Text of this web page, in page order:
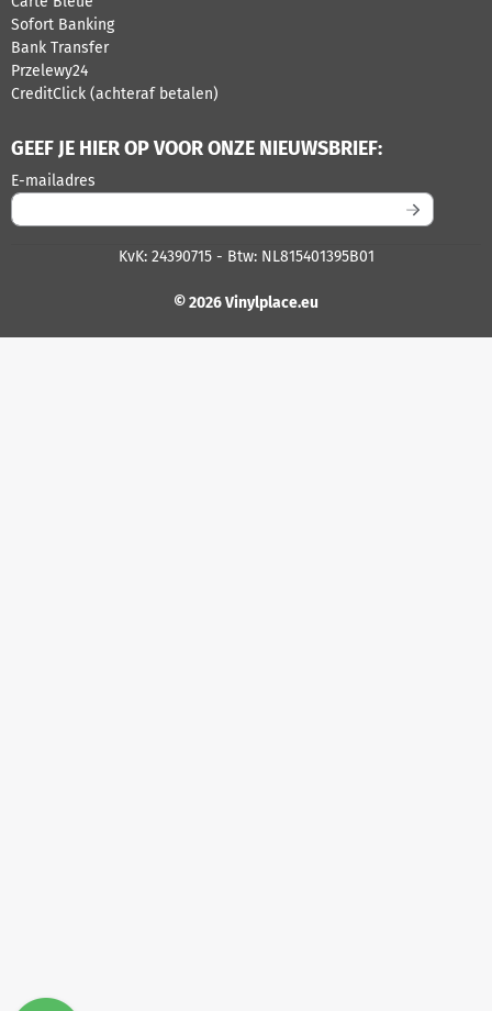
Sofort Banking
Bank Transfer
Przelewy24
CreditClick (achteraf betalen)
GEEF JE HIER OP VOOR ONZE NIEUWSBRIEF:
E-mailadres
KvK: 24390715 - Btw: NL815401395B01
© 2026 Vinylplace.eu